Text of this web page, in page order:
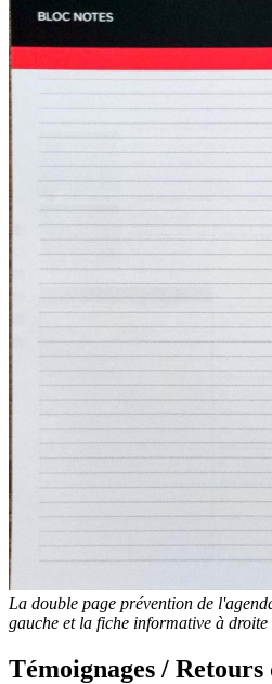
La double page prévention de
gauche et la fiche informative à droite
Témoignages /